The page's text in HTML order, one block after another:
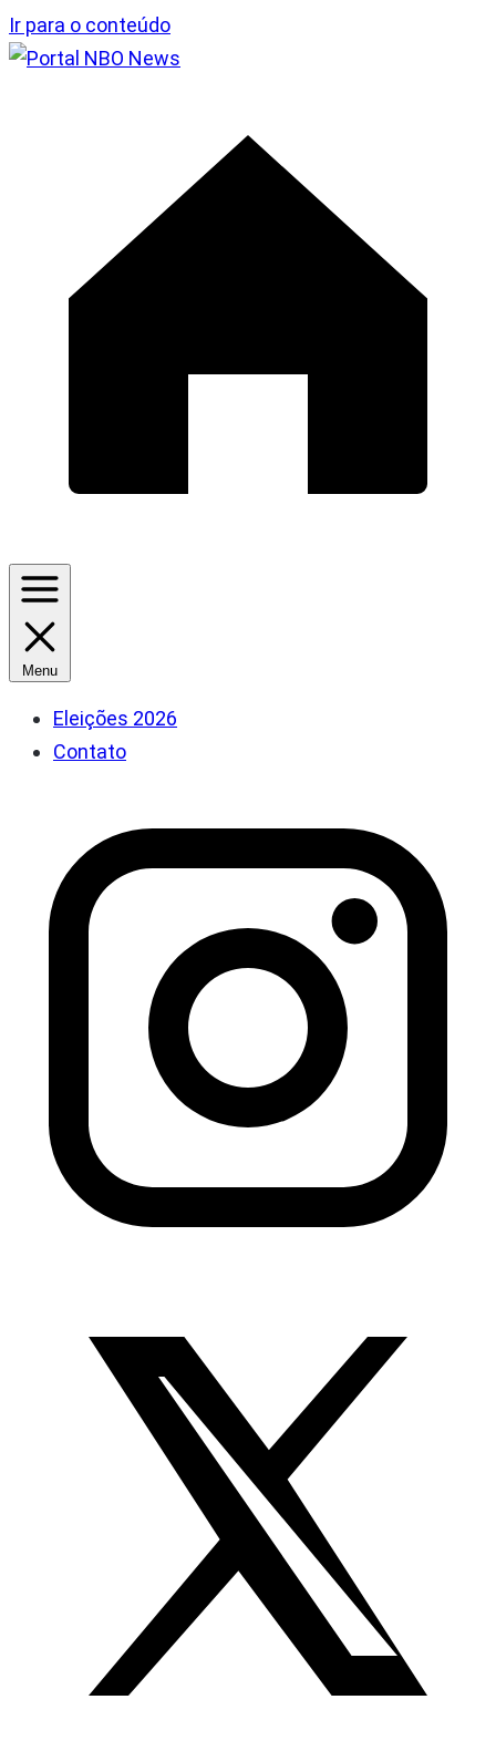
Ir para o conteúdo
Menu
Eleições 2026
Contato